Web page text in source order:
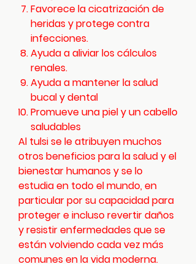
Favorece la cicatrización de
heridas y protege contra
infecciones.
Ayuda a aliviar los cálculos
renales.
Ayuda a mantener la salud
bucal y dental
Promueve una piel y un cabello
saludables
Al tulsi se le atribuyen muchos
otros beneficios para la salud y el
bienestar humanos y se lo
estudia en todo el mundo, en
particular por su capacidad para
proteger e incluso revertir daños
y resistir enfermedades que se
están volviendo cada vez más
comunes en la vida moderna.